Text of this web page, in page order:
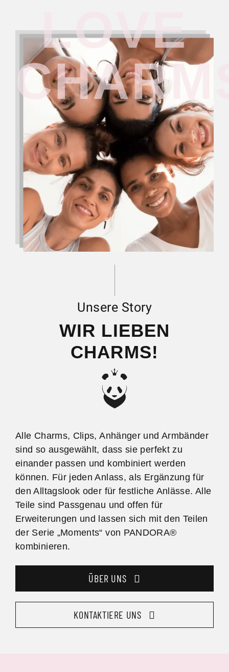
LOVE
Unsere Story
WIR LIEBEN
CHARMS!
Alle Charms, Clips, Anhänger und Armbänder
sind so ausgewählt, dass sie perfekt zu
einander passen und kombiniert werden
können. Für jeden Anlass, als Ergänzung für
den Alltagslook oder für festliche Anlässe. Alle
Teile sind Passgenau und offen für
Erweiterungen und lassen sich mit den Teilen
der Serie „Moments“ von PANDORA®
kombinieren.
ÜBER UNS
KONTAKTIERE UNS